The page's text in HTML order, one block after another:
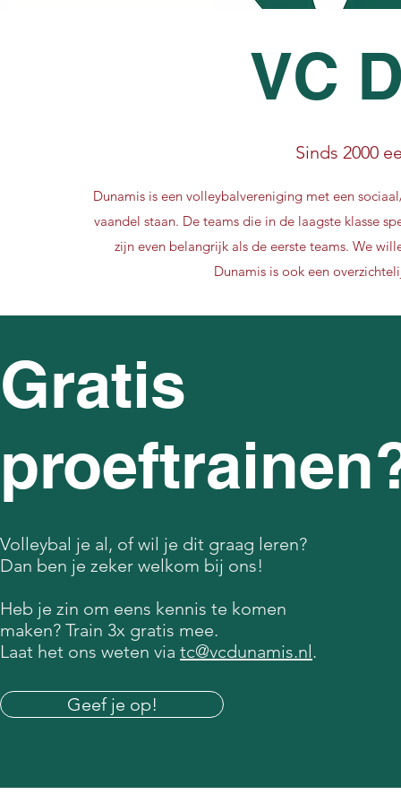
VC
Sinds 2000
Dunamis is een volleybalvereniging met een
vaandel staan. De teams die in de laagste klasse
zijn even belangrijk als de eerste teams. We
Dunamis is ook een
Gratis
Volleybal je al, of wil je dit graag leren?
Dan ben je zeker welkom bij ons!
Heb je zin om eens kennis te komen
maken? Train 3x gratis mee.
Laat het ons weten via tc@vcdunamis.nl.
Geef je op!